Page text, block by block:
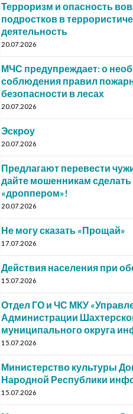
Терроризм и опасность
подростков в
деятельность
20.07.2026
МЧС предупреждает: о
соблюдения правил
безопасности в лесах
20.07.2026
Эскроу
20.07.2026
Предлагают перевести
дайте мошенникам сделать
«дроппером»!
20.07.2026
Не могу сказать «Прощай»
17.07.2026
Действия населения при
15.07.2026
Отдел ГО и ЧС МКУ
Администрации
муниципального округа
15.07.2026
Министерство культуры
Народной Республики
15.07.2026